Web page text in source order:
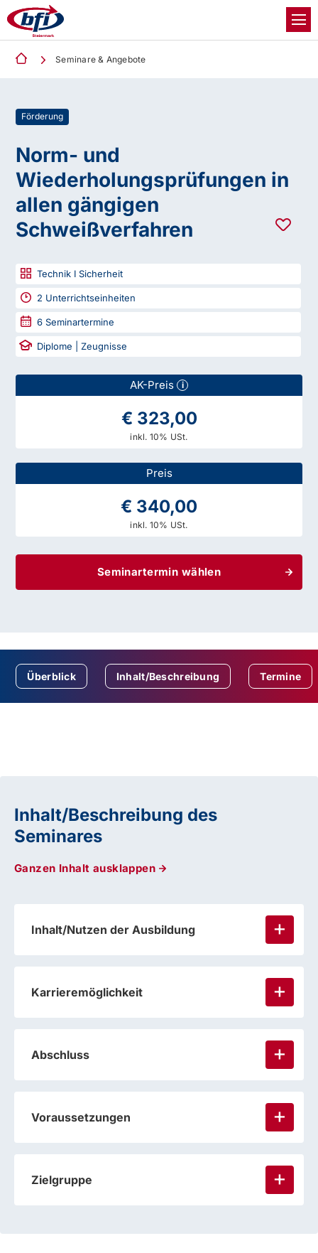
Seminare & Angebote
Förderung
Norm- und
Wiederholungsprüfungen in
allen gängigen
Schweißverfahren
Technik I Sicherheit
2 Unterrichtseinheiten
6 Seminartermine
Diplome | Zeugnisse
AK-Preis i
€ 323,00
inkl. 10% USt.
Preis
€ 340,00
inkl. 10% USt.
Seminartermin wählen
Überblick Inhalt/Beschreibung Termine
Inhalt/Beschreibung des
Seminares
Ganzen Inhalt ausklappen
Inhalt/Nutzen der Ausbildung
Karrieremöglichkeit
Abschluss
Voraussetzungen
Zielgruppe